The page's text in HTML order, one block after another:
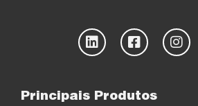
Principais Produtos